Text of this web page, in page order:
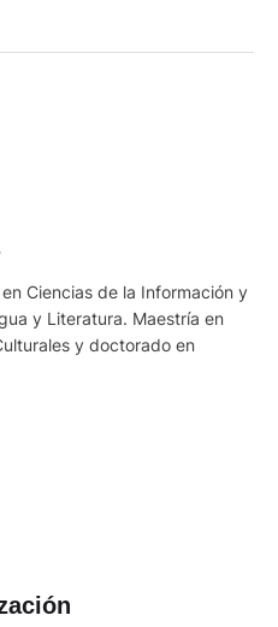
Ciencias de la Información y
y Literatura. Maestría en
y doctorado en